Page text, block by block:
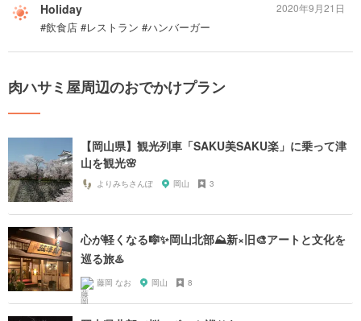
Holiday
#飲食店 #レストラン #ハンバーガー
2020年9月21日
肉ハサミ屋周辺のおでかけプラン
【岡山県】観光列車「SAKU美SAKU楽」に乗って津
山を観光🌸
よりみちさんぽ 岡山 3
心が軽くなる🎼✨岡山北部⛰新×旧🎨アートと文化を
巡る旅♨️
藤岡 なお 岡山 8